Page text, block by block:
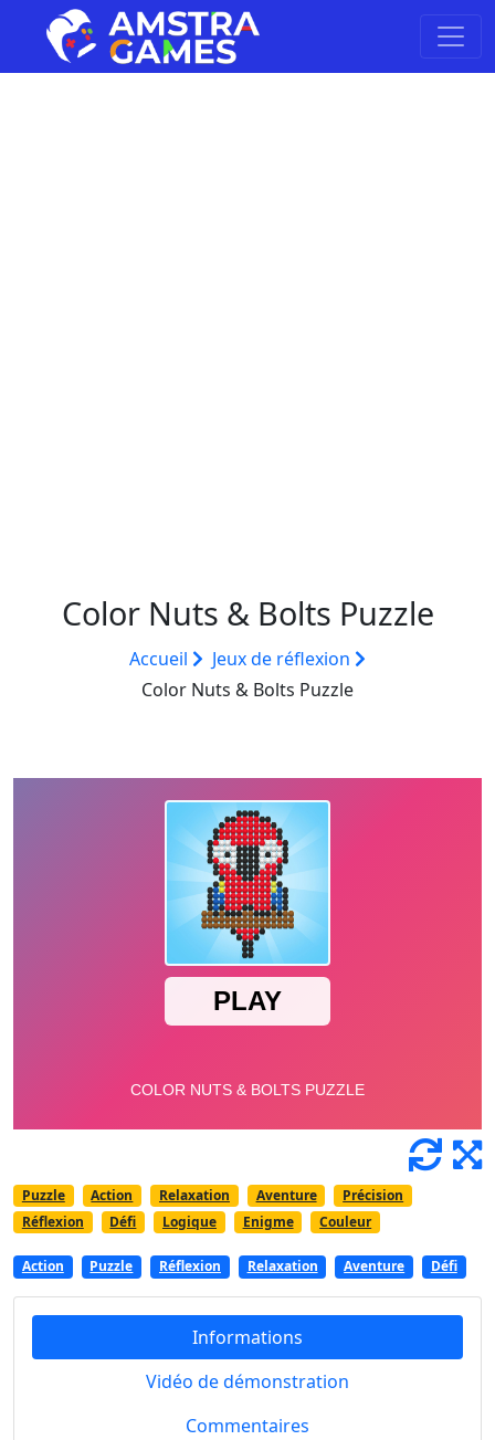
Color Nuts & Bolts Puzzle
Accueil
Jeux de réflexion
Color Nuts & Bolts Puzzle
Puzzle Action Relaxation Aventure
Précision
Réflexion
Défi Logique Enigme Couleur
Action Puzzle Réflexion Relaxation Aventure Défi
Informations
Vidéo de démonstration
Commentaires